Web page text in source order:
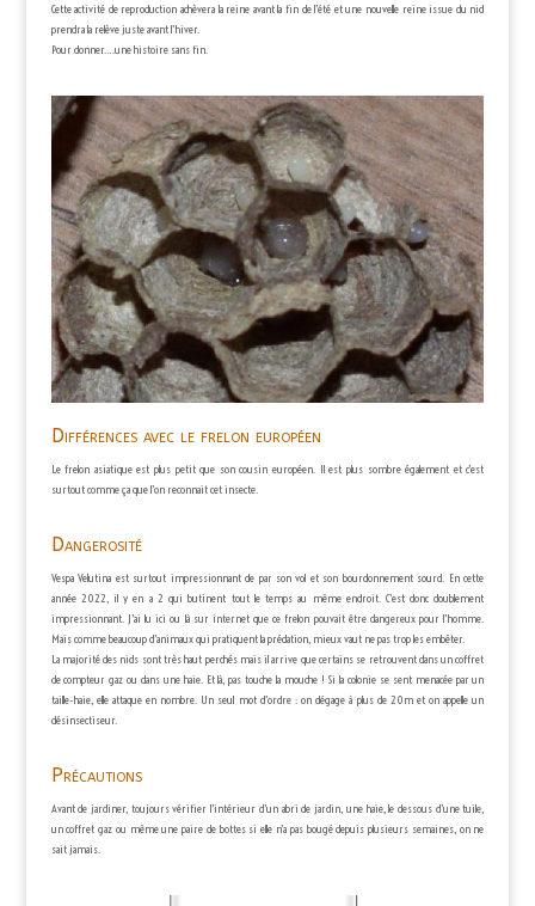
Cette activité de reproduction achèvera la reine avant la fin de l’été et une nouvelle reine issue du nid
prendra la relève juste avant l’hiver.
Pour donner….une histoire sans fin.
Différences avec le frelon européen
Le frelon asiatique est plus petit que son cousin européen. Il est plus sombre également et c’est
surtout comme ça que l’on reconnait cet insecte.
Dangerosité
Vespa Velutina est surtout impressionnant de par son vol et son bourdonnement sourd. En cette
année 2022, il y en a 2 qui butinent tout le temps au même endroit. C’est donc doublement
impressionnant. J’ai lu ici ou là sur internet que ce frelon pouvait être dangereux pour l’homme.
Mais comme beaucoup d’animaux qui pratiquent la prédation, mieux vaut ne pas trop les embêter.
La majorité des nids sont très haut perchés mais il arrive que certains se retrouvent dans un coffret
de compteur gaz ou dans une haie. Et là, pas touche la mouche ! Si la colonie se sent menacée par un
taille-haie, elle attaque en nombre. Un seul mot d’ordre : on dégage à plus de 20m et on appelle un
désinsectiseur.
Précautions
Avant de jardiner, toujours vérifier l’intérieur d’un abri de jardin, une haie, le dessous d’une tuile,
un coffret gaz ou même une paire de bottes si elle n’a pas bougé depuis plusieurs semaines, on ne
sait jamais.